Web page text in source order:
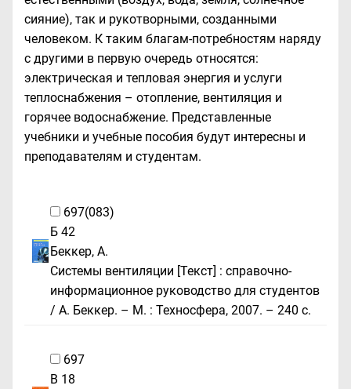
сияние), так и рукотворными, созданными
человеком. К таким благам-потребностям наряду
с другими в первую очередь относятся:
электрическая и тепловая энергия и услуги
теплоснабжения – отопление, вентиляция и
горячее водоснабжение. Представленные
учебники и учебные пособия будут интересны и
преподавателям и студентам.
697(083)
Б 42
Беккер, А.
Системы вентиляции [Текст] : справочно-
информационное руководство для студентов
/ А. Беккер. – М. : Техносфера, 2007. – 240 с.
697
В 18